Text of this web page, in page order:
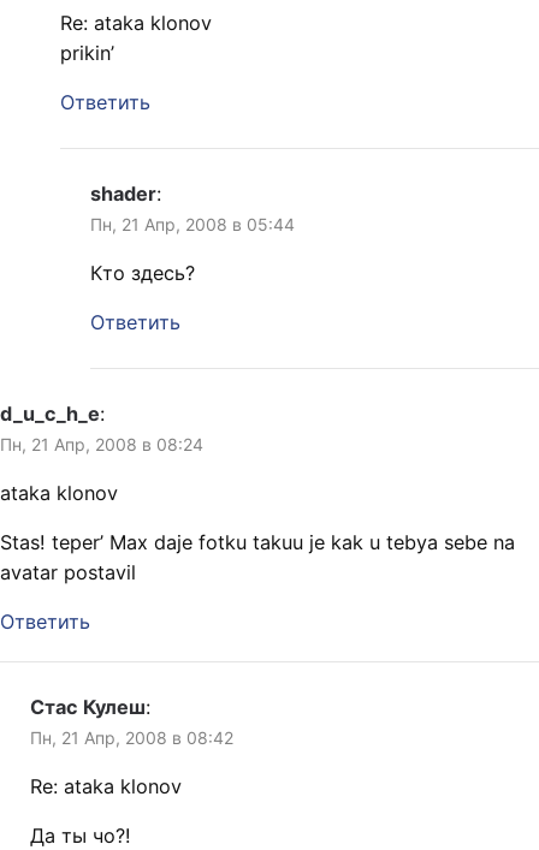
Re: ataka klonov
prikin’
Ответить
shader:
Пн, 21 Апр, 2008 в 05:44
Кто здесь?
Ответить
d_u_c_h_e:
Пн, 21 Апр, 2008 в 08:24
ataka klonov
Stas! teper’ Max daje fotku takuu je kak u tebya sebe na
avatar postavil
Ответить
Стас Кулеш:
Пн, 21 Апр, 2008 в 08:42
Re: ataka klonov
Да ты чо?!